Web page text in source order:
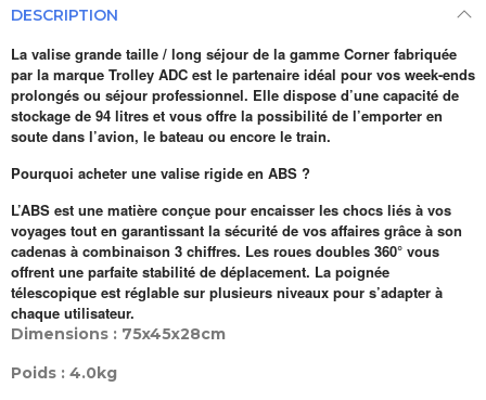
DESCRIPTION
La valise grande taille / long séjour de la gamme Corner fabriquée
par la marque Trolley ADC est le partenaire idéal pour vos week-ends
prolongés ou séjour professionnel. Elle dispose d’une capacité de
stockage de 94 litres et vous offre la possibilité de l’emporter en
soute dans l’avion, le bateau ou encore le train.
Pourquoi acheter une valise rigide en ABS ?
L’ABS est une matière conçue pour encaisser les chocs liés à vos
voyages tout en garantissant la sécurité de vos affaires grâce à son
cadenas à combinaison 3 chiffres. Les roues doubles 360° vous
offrent une parfaite stabilité de déplacement. La poignée
télescopique est réglable sur plusieurs niveaux pour s’adapter à
chaque utilisateur.
Dimensions : 75x45x28cm
Poids : 4.0kg